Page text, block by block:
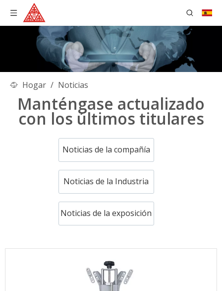
Hogar / Noticias
Manténgase actualizado
con los últimos titulares
Noticias de la compañía
Noticias de la Industria
Noticias de la exposición